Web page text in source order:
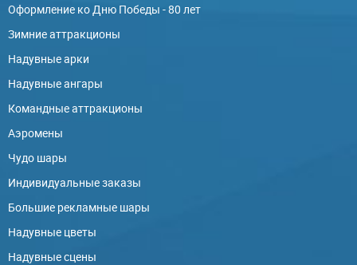
Оформление ко Дню Победы - 80 лет
Зимние аттракционы
Надувные арки
Надувные ангары
Командные аттракционы
Аэромены
Чудо шары
Индивидуальные заказы
Большие рекламные шары
Надувные цветы
Надувные сцены